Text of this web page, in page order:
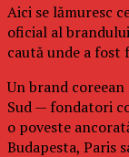
Aici se lămuresc
oficial al
caută unde a fost
Un brand
Sud — fondatori
o poveste
Budapesta, Paris